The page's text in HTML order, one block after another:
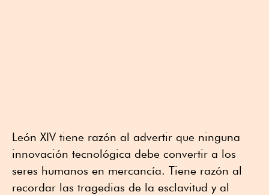
León XIV tiene razón al advertir que ninguna
innovación tecnológica debe convertir a los
seres humanos en mercancía. Tiene razón al
recordar las tragedias de la esclavitud y al